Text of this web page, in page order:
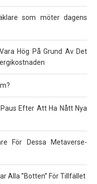
som möter dagens
Hög På Grund Av Det
Efter Att Ha Nått Nya
För Dessa Metaverse-
Alla ”Botten” För Tillfället